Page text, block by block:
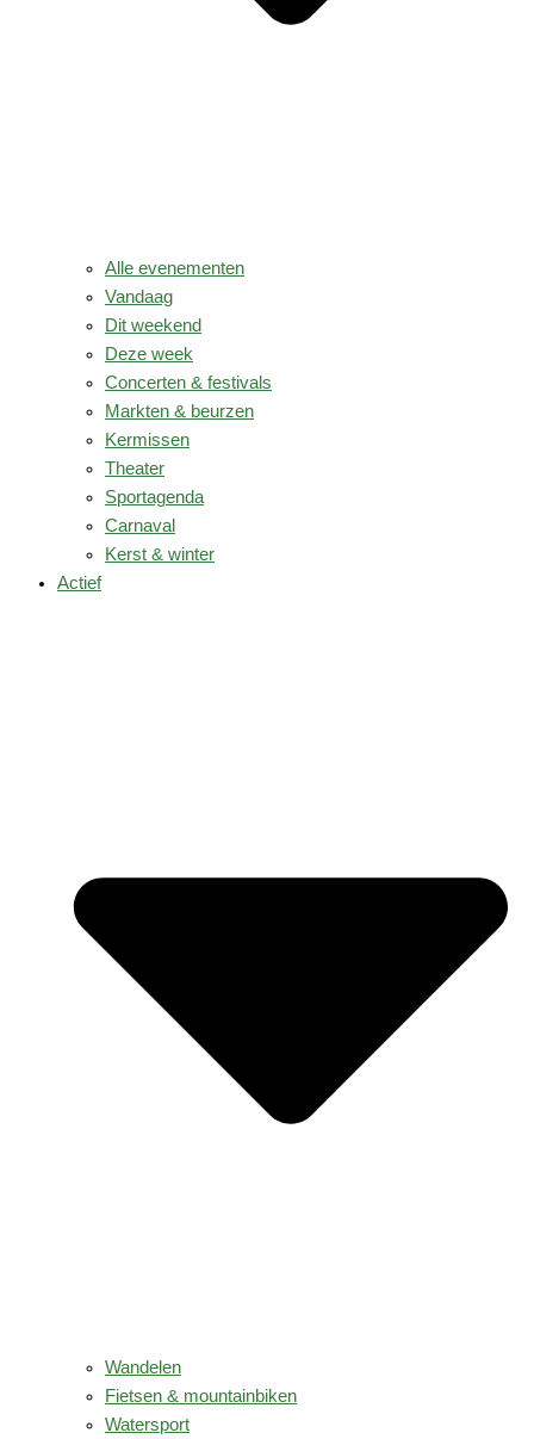
Alle evenementen
Vandaag
Dit weekend
Deze week
Concerten & festivals
Markten & beurzen
Kermissen
Theater
Sportagenda
Carnaval
Kerst & winter
Actief
Wandelen
Fietsen & mountainbiken
Watersport